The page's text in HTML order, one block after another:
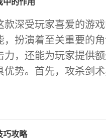
的作用
款深受玩家喜爱的游
，扮演着至关重要的
力，还能为玩家提供
优势。首先，攻杀剑
巧攻略